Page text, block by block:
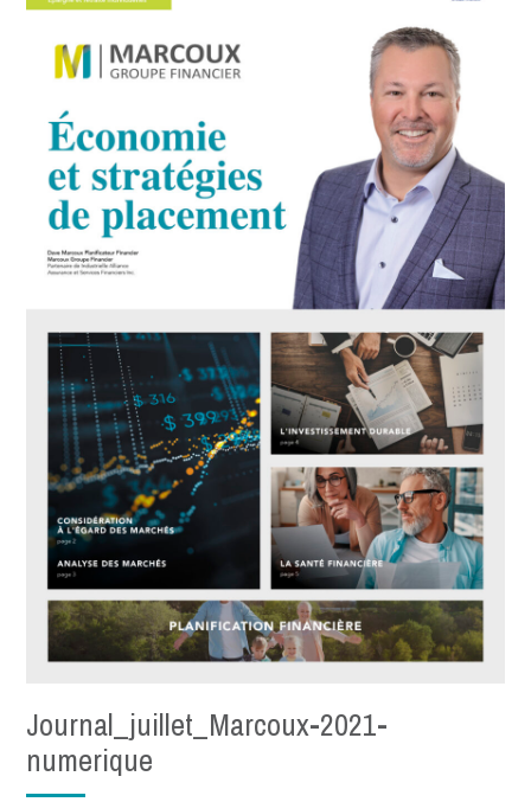
Journal_juillet_Marcoux-2021-
numerique